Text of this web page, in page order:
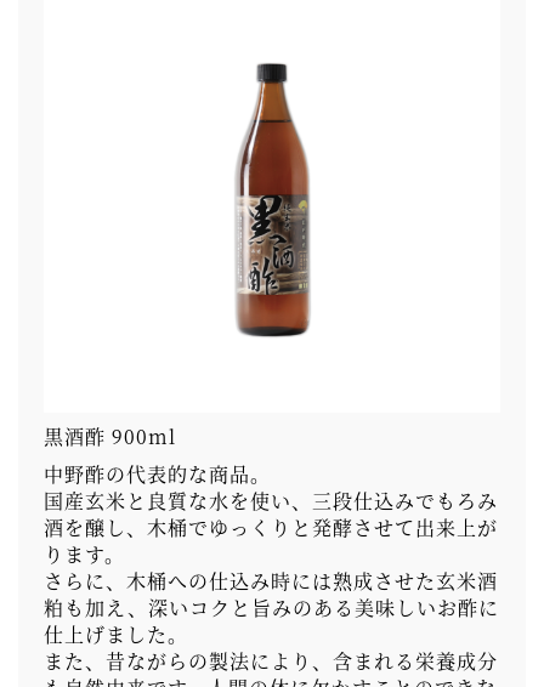
黒酒酢 900ml
中野酢の代表的な商品。
国産玄米と良質な水を使い、三段仕込みでもろみ
酒を醸し、木桶でゆっくりと発酵させて出来上が
ります。
さらに、木桶への仕込み時には熟成させた玄米酒
粕も加え、深いコクと旨みのある美味しいお酢に
仕上げました。
また、昔ながらの製法により、含まれる栄養成分